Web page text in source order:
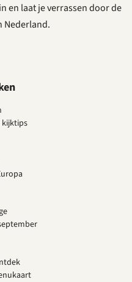
en laat je verrassen door de
Nederland.
kijktips